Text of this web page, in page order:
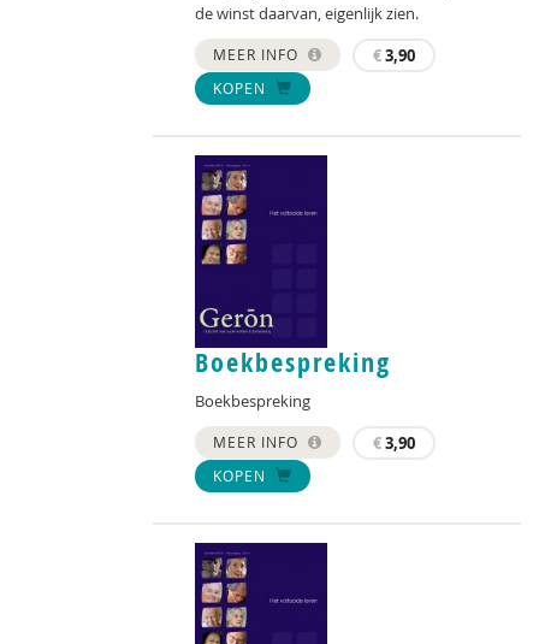
de winst daarvan, eigenlijk zien.
MEER INFO €3,90
KOPEN
Boekbespreking
Boekbespreking
MEER INFO €3,90
KOPEN